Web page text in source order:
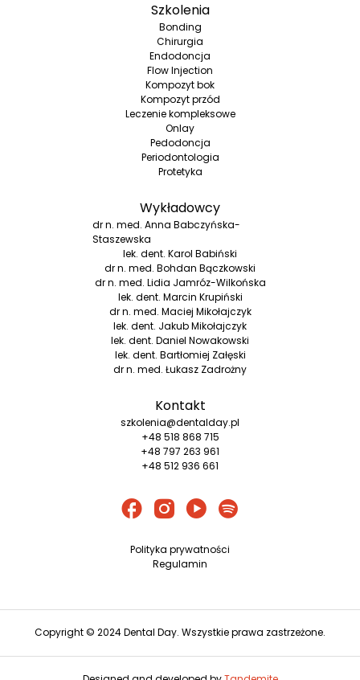
Szkolenia
Bonding
Chirurgia
Endodoncja
Flow Injection
Kompozyt bok
Kompozyt przód
Leczenie kompleksowe
Onlay
Pedodoncja
Periodontologia
Protetyka
Wykładowcy
dr n. med. Anna Babczyńska-
Staszewska
lek. dent. Karol Babiński
dr n. med. Bohdan Bączkowski
dr n. med. Lidia Jamróz-Wilkońska
lek. dent. Marcin Krupiński
dr n. med. Maciej Mikołajczyk
lek. dent. Jakub Mikołajczyk
lek. dent. Daniel Nowakowski
lek. dent. Bartłomiej Załęski
dr n. med. Łukasz Zadrożny
Kontakt
szkolenia@dentalday.pl
+48 518 868 715
+48 797 263 961
+48 512 936 661
Polityka prywatności
Regulamin
Copyright © 2024 Dental Day. Wszystkie prawa zastrzeżone.